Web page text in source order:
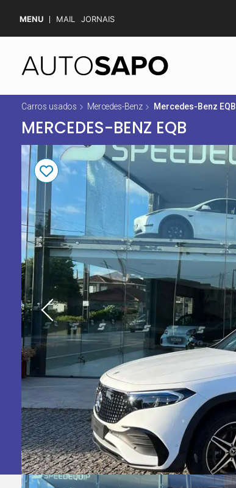
MENU MAIL JORNAIS
Carros usados Mercedes-Benz Mercedes-Benz EQB
MERCEDES-BENZ EQB